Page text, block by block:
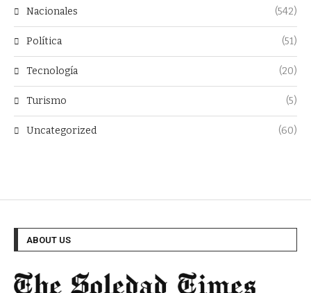
Nacionales (542)
Política (51)
Tecnología (20)
Turismo (5)
Uncategorized (60)
ABOUT US